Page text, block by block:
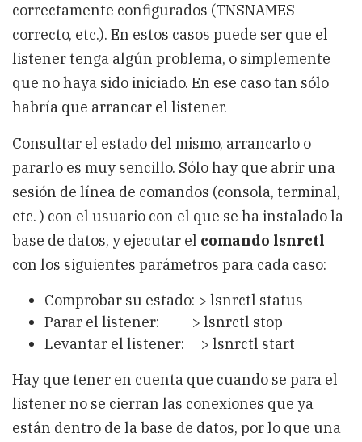
correctamente configurados (TNSNAMES
correcto, etc.). En estos casos puede ser que el
listener tenga algún problema, o simplemente
que no haya sido iniciado. En ese caso tan sólo
habría que arrancar el listener.
Consultar el estado del mismo, arrancarlo o
pararlo es muy sencillo. Sólo hay que abrir una
sesión de línea de comandos (consola, terminal,
etc. ) con el usuario con el que se ha instalado la
base de datos, y ejecutar el comando lsnrctl
con los siguientes parámetros para cada caso:
Comprobar su estado: > lsnrctl status
Parar el listener: > lsnrctl stop
Levantar el listener: > lsnrctl start
Hay que tener en cuenta que cuando se para el
listener no se cierran las conexiones que ya
están dentro de la base de datos, por lo que una